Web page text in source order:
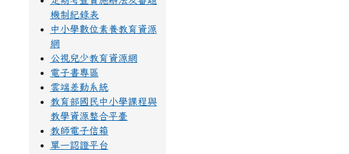
機制紀錄表
中小學數位素養教育資源
網
公視兒少教育資源網
電子書專區
雲端差勤系統
教育部國民中小學課程與
教學資源整合平臺
教師電子信箱
單一認證平台